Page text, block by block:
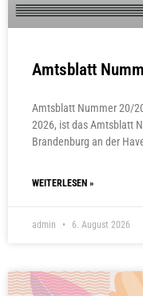
Amtsblatt
Amtsblatt Nummer 20/
2026, ist das Amtsblatt
Brandenburg an der
WEITERLESEN »
admin 6. August 2026